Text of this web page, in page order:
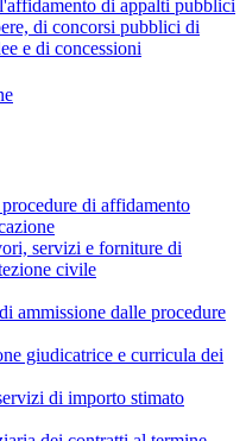
di appalti pubblici
di concorsi pubblici di
e di concessioni
di affidamento
servizi e forniture di
civile
ammissione dalle procedure
giudicatrice e curricula dei
di importo stimato